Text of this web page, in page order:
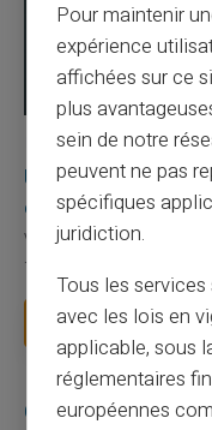
03/08/2026
Une carte
existe ?
Vous avez tapé cette
facture 50 € par an pour
Lire la suite
Catégories
Pour maintenir
expérience
affichées sur ce
plus
sein de notre
peuvent ne pas
spécifiques
juridiction.
Tous les
avec les lois en
applicable, sous
réglementaires
européennes